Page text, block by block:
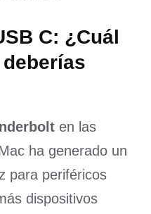
C: ¿Cuál
en las
ha generado un
para periféricos
dispositivos